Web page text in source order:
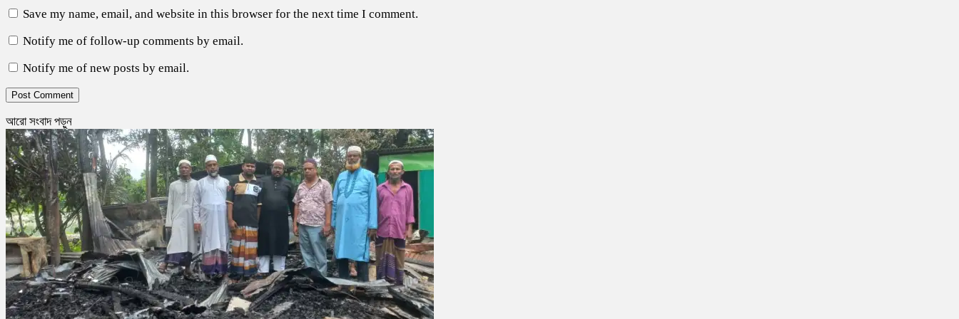
Save my name, email, and website in this browser for the next time I comment.
Notify me of follow-up comments by email.
Notify me of new posts by email.
আরো সংবাদ পড়ুন